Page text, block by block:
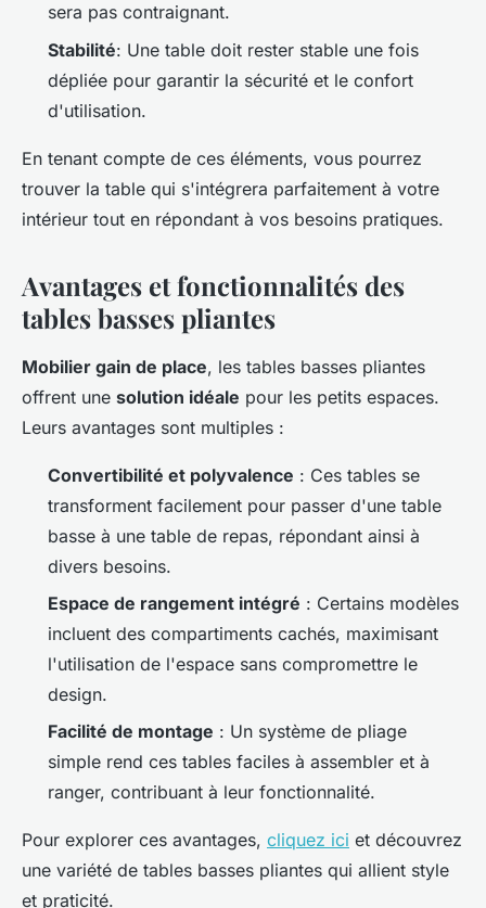
sera pas contraignant.
Stabilité: Une table doit rester stable une fois
dépliée pour garantir la sécurité et le confort
d'utilisation.
En tenant compte de ces éléments, vous pourrez
trouver la table qui s'intégrera parfaitement à votre
intérieur tout en répondant à vos besoins pratiques.
Avantages et fonctionnalités des
tables basses pliantes
Mobilier gain de place, les tables basses pliantes
offrent une solution idéale pour les petits espaces.
Leurs avantages sont multiples :
Convertibilité et polyvalence : Ces tables se
transforment facilement pour passer d'une table
basse à une table de repas, répondant ainsi à
divers besoins.
Espace de rangement intégré : Certains modèles
incluent des compartiments cachés, maximisant
l'utilisation de l'espace sans compromettre le
design.
Facilité de montage : Un système de pliage
simple rend ces tables faciles à assembler et à
ranger, contribuant à leur fonctionnalité.
Pour explorer ces avantages, cliquez ici et découvrez
une variété de tables basses pliantes qui allient style
et praticité.